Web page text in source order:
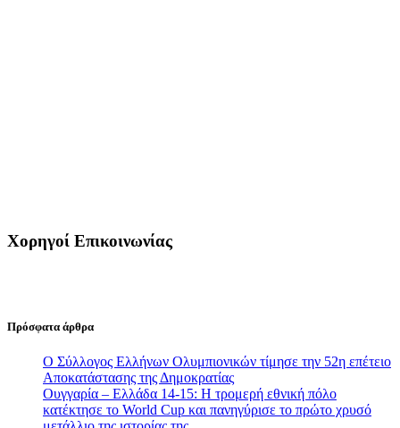
Χορηγοί Επικοινωνίας
Πρόσφατα άρθρα
Ο Σύλλογος Ελλήνων Ολυμπιονικών τίμησε την 52η επέτειο
Αποκατάστασης της Δημοκρατίας
Ουγγαρία – Ελλάδα 14-15: Η τρομερή εθνική πόλο
κατέκτησε το World Cup και πανηγύρισε το πρώτο χρυσό